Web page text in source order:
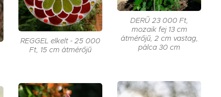
DERŰ 23 000 Ft,
mozaik fej 13 cm
átmérőjű, 2 cm vastag,
pálca 30 cm
REGGEL elkelt - 25 000
Ft, 15 cm átmérőjű